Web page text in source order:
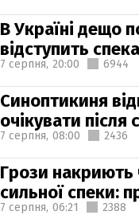
В Україні дещо
відступить спека
7 серпня, 20:00 6944
Синоптикиня
очікувати після
7 серпня, 08:00 2436
Грози накриють
сильної спеки:
7 серпня, 06:21 2388